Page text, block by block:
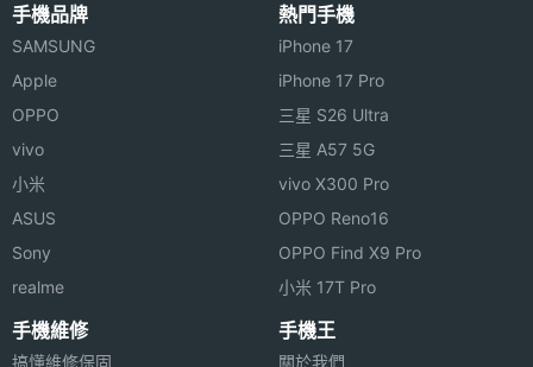
主相機
光圈F
主相機
LED補
光燈
主相機
焦
主相機
手機品牌
SAMSUNG
Apple
OPPO
vivo
小米
ASUS
Sony
realme
熱門手機
iPhone 17
iPhone 17 Pro
三星 S26 Ultra
三星 A57 5G
vivo X300 Pro
OPPO Reno16
OPPO Find X9 Pro
小米 17T Pro
手機維修
搞懂維修保固
手機王
關於我們